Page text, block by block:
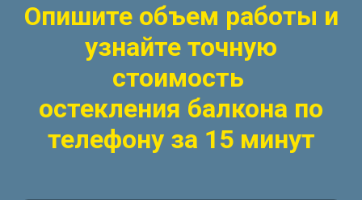
Опишите объем работы и
узнайте точную
стоимость
остекления балкона по
телефону за 15 минут